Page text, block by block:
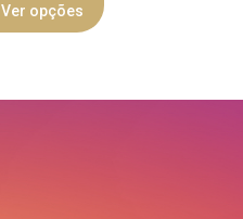
Ver opções